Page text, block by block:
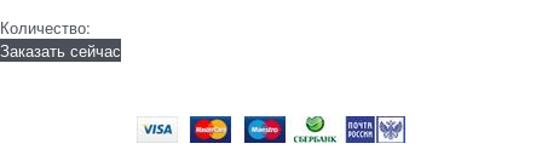
Количество:
Заказать сейчас